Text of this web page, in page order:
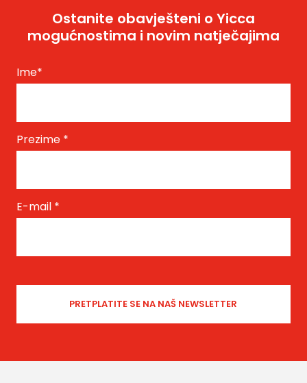
Ostanite obavješteni o Yicca
mogućnostima i novim natječajima
Ime*
Prezime *
E-mail *